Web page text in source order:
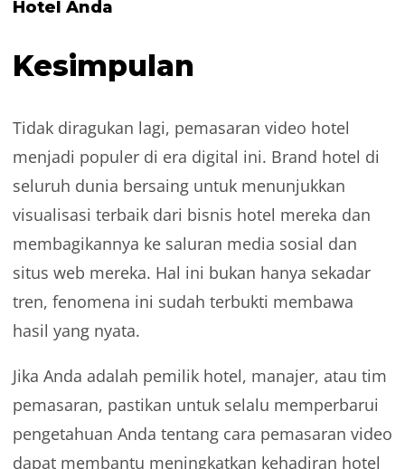
Hotel Anda
Kesimpulan
Tidak diragukan lagi, pemasaran video hotel
menjadi populer di era digital ini. Brand hotel di
seluruh dunia bersaing untuk menunjukkan
visualisasi terbaik dari bisnis hotel mereka dan
membagikannya ke saluran media sosial dan
situs web mereka. Hal ini bukan hanya sekadar
tren, fenomena ini sudah terbukti membawa
hasil yang nyata.
Jika Anda adalah pemilik hotel, manajer, atau tim
pemasaran, pastikan untuk selalu memperbarui
pengetahuan Anda tentang cara pemasaran video
dapat membantu meningkatkan kehadiran hotel